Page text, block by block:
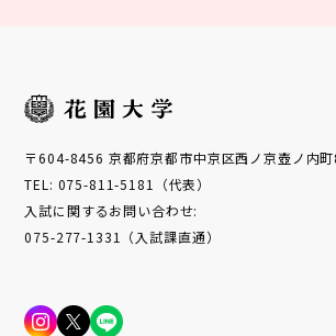
〒604-8456 京都府京都市中京区西ノ京壺ノ内町
TEL: 075-811-5181（代表）
入試に関するお問い合わせ:
075-277-1331（入試課直通）